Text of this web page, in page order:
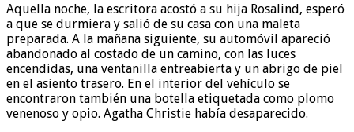
Aquella noche, la escritora acostó a su hija Rosalind, esperó
a que se durmiera y salió de su casa con una maleta
preparada. A la mañana siguiente, su automóvil apareció
abandonado al costado de un camino, con las luces
encendidas, una ventanilla entreabierta y un abrigo de piel
en el asiento trasero. En el interior del vehículo se
encontraron también una botella etiquetada como plomo
venenoso y opio. Agatha Christie había desaparecido.